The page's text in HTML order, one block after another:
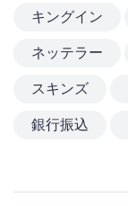
キングイン
ネッテラー
スキンズ
銀行振込